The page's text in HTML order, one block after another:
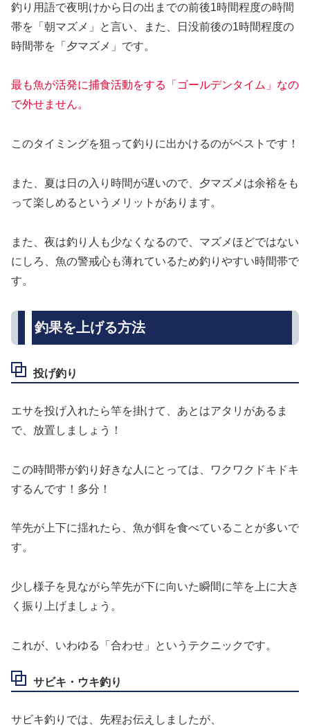
釣り用語で夜明けから日の出までの前後1時間程度の時間
帯を「朝マズメ」と言い、また、日没前後の1時間程度の
時間帯を「夕マズメ」です。
最も魚が活発に捕食活動をする「ゴールデンタイム」なの
で外せません。
このタイミングを狙って釣りに出かけるのがベストです！
また、夏は日の入り時間が遅いので、夕マズメは余裕をも
って楽しめるというメリットがあります。
また、夜は釣り人も少なくなるので、マズメほどではない
にしろ、魚の警戒心も薄れているため釣りやすい時間帯で
す。
釣果を上げる方法
投げ釣り
エサを投げ入れたら竿を掛けて、あとはアタリがあるま
で、放置しましょう！
この時間帯が釣り好きな人にとっては、ワクワクドキドキ
するんです！多分！
竿先が上下に揺れたら、魚が餌を食べていることが多いで
す。
少し様子を見ながら竿先が下に向いた瞬間に竿を上に大き
く振り上げましょう。
これが、いわゆる「合わせ」というテクニックです。
サビキ・ウキ釣り
サビキ釣りでは、先程お伝えしましたが、